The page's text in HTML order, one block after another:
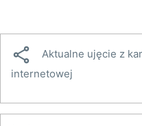

Aktualne ujęcie z
internetowej